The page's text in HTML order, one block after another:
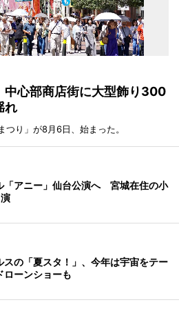
心部商店街に大型飾り300
れ
り」が8月6日、始まった。
「アニー」仙台公演へ 宮城在住の小
スの「夏スタ！」、今年は宇宙をテー
ーンショーも